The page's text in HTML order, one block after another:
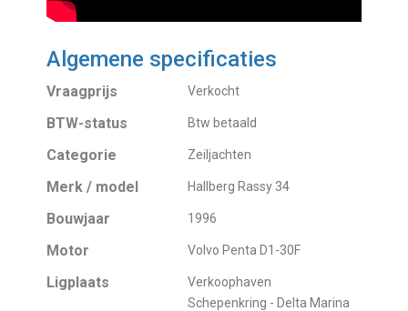
Algemene specificaties
Vraagprijs Verkocht
BTW-status Btw betaald
Categorie Zeiljachten
Merk / model Hallberg Rassy 34
Bouwjaar 1996
Motor Volvo Penta D1-30F
Ligplaats
Verkoophaven
Schepenkring - Delta Marina